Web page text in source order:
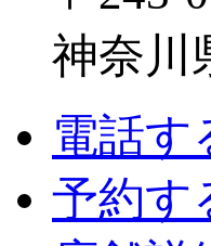
神奈川
電話す
予約す